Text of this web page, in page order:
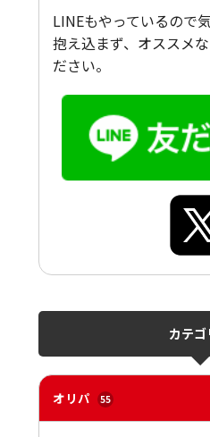
LINEもやっているので
抱え込まず、オススメ
ださい。
カテゴ
オリパ 55